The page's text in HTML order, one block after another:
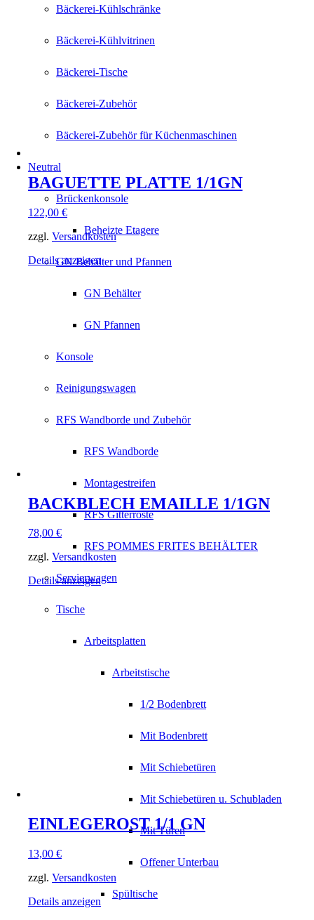
Bäckerei-Kühlschränke
Bäckerei-Kühlvitrinen
Bäckerei-Tische
Bäckerei-Zubehör
Bäckerei-Zubehör für Küchenmaschinen
Neutral
Brückenkonsole
Beheizte Etagere
GN Behälter und Pfannen
GN Behälter
GN Pfannen
Konsole
Reinigungswagen
RFS Wandborde und Zubehör
RFS Wandborde
Montagestreifen
RFS Gitterroste
RFS POMMES FRITES BEHÄLTER
Servierwagen
Tische
Arbeitsplatten
Arbeitstische
1/2 Bodenbrett
Mit Bodenbrett
Mit Schiebetüren
Mit Schiebetüren u. Schubladen
Mit Türen
Offener Unterbau
Spültische
BAGUETTE PLATTE 1/1GN
122,00 €
zzgl. Versandkosten
Details anzeigen
BACKBLECH EMAILLE 1/1GN
78,00 €
zzgl. Versandkosten
Details anzeigen
EINLEGEROST 1/1 GN
13,00 €
zzgl. Versandkosten
Details anzeigen